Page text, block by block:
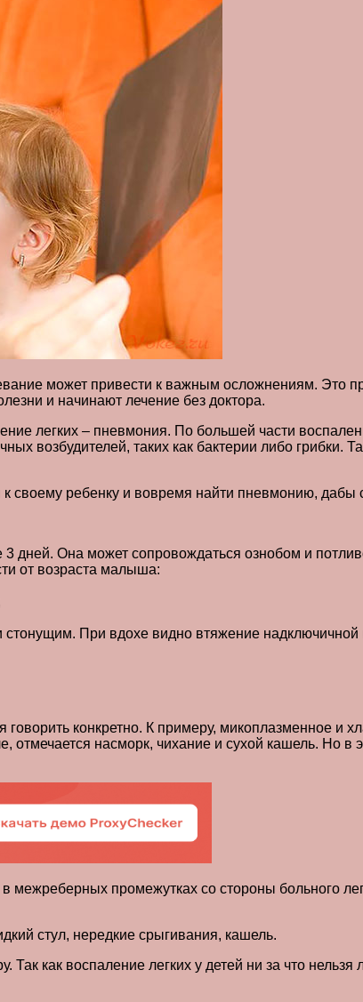
может привести к важным осложнениям. Это
и начинают лечение без доктора.
легких – пневмония. По большей части
возбудителей, таких как бактерии либо грибки.
ребенку и вовремя найти пневмонию, дабы
дней. Она может сопровождаться ознобом и
от возраста малыша:
При вдохе видно втяжение надключичной
конкретно. К примеру, микоплазменное и
отмечается насморк, чихание и сухой кашель. Но в
межреберных промежутках со стороны больного
стул, нередкие срыгивания, кашель.
как воспаление легких у детей ни за что нельзя